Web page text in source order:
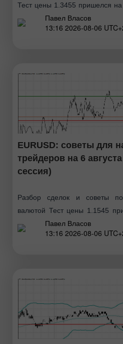
Тест цены 1.3455 пришелся на
MACD только начинал
отметки, что стало
Павел Власов
13:16 2026-08-06
EURUSD: советы для
трейдеров на 6
сессия)
Разбор сделок и советы по
валютой Тест цены 1.1545
индикатор MACD много
отметки, что ограничивало
Павел Власов
13:16 2026-08-06